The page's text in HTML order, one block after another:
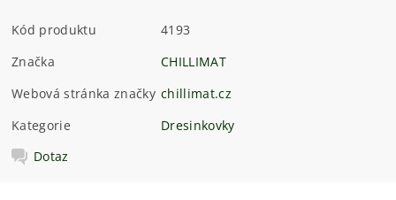
Kód produktu
4193
Značka
CHILLIMAT
Webová stránka značky chillimat.cz
Kategorie
Dresinkovky
Dotaz